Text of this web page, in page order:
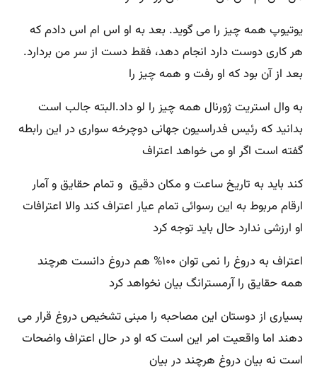
یوتیوپ همه چیز را می گوید. بعد بە او اس ام اس دادم کە
هر کاری دوست دارد انجام دهد، فقط دست از سر من بردارد.
بعد از آن بود کە او رفت و همه چیز را
بە وال استریت ژورنال همه چیز را لو داد.البته جالب است
بدانید که رئیس فدراسیون جهانی دوچرخه سواری در این رابطه
گفته است اگر او می خواهد اعتراف
کند باید بە تاریخ ساعت و مکان دقیق و تمام حقایق و آمار
ارقام مربوط بە این رسوائی تمام عیار اعتراف کند والا اعترافات
او ارزشی ندارد حال باید توجه کرد
اعتراف به دروغ را نمی توان ۱۰۰% هم دروغ دانست هرچند
همه حقایق را آرمسترانگ بیان نخواهد کرد
بسیاری از دوستان این مصاحبه را مبنی تشخیص دروغ قرار می
دهند اما واقعیت امر این است که او در حال اعتراف واضحات
است نه بیان دروغ هرچند در بیان